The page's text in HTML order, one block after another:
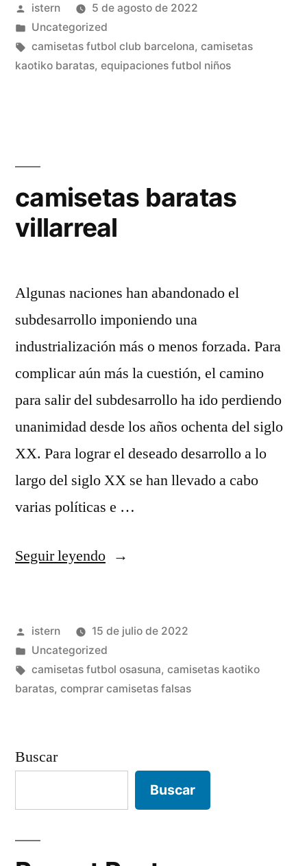
Publicado
por
istern
5 de agosto de 2022
Publicado
en
Uncategorized
Etiquetas:
camisetas futbol club barcelona, camisetas
kaotiko baratas, equipaciones futbol niños
camisetas baratas
villarreal
Algunas naciones han abandonado el
subdesarrollo imponiendo una
industrialización más o menos forzada. Para
complicar aún más la cuestión, el camino
para salir del subdesarrollo ha ido perdiendo
unanimidad desde los años ochenta del siglo
XX. Para lograr el deseado desarrollo a lo
largo del siglo XX se han llevado a cabo
varias políticas e …
Seguir leyendo«camisetas
Publicado
por
istern
15 de julio de 2022
Publicado
en
Uncategorized
Etiquetas:
camisetas futbol osasuna, camisetas kaotiko
baratas, comprar camisetas falsas
Buscar
Buscar